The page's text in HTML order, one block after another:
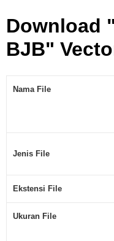
Download
BJB"
Nama File
Jenis File
Ekstensi File
Ukuran File